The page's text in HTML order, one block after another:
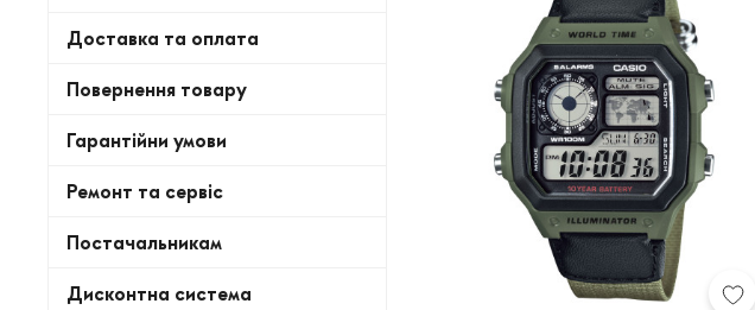
Доставка та оплата
Повернення товару
Гарантійни умови
Ремонт та сервіс
Постачальникам
Дисконтна система